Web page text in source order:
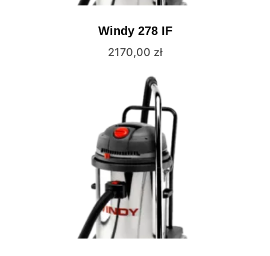
Windy 278 IF
2170,00 zł